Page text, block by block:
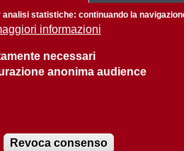
Padova - Tutti i diritti riservati
C.F. 80006480281
statistiche: continuando la
informazioni
necessari
anonima audience
Revoca consenso